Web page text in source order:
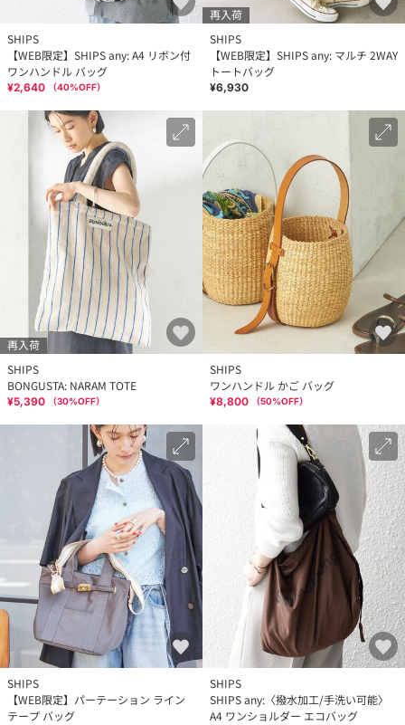
SHIPS
【WEB限定】SHIPS any: A4 リボン付
ワンハンドル バッグ
¥2,640 （40%OFF）
再入荷
SHIPS
【WEB限定】SHIPS any: マルチ 2WAY
トートバッグ
¥6,930
再入荷
SHIPS
BONGUSTA: NARAM TOTE
¥5,390 （30%OFF）
SHIPS
ワンハンドル かご バッグ
¥8,800 （50%OFF）
SHIPS
【WEB限定】パーテーション ライン
テープ バッグ
SHIPS
SHIPS any:〈撥水加工/手洗い可能〉
A4 ワンショルダー エコバッグ